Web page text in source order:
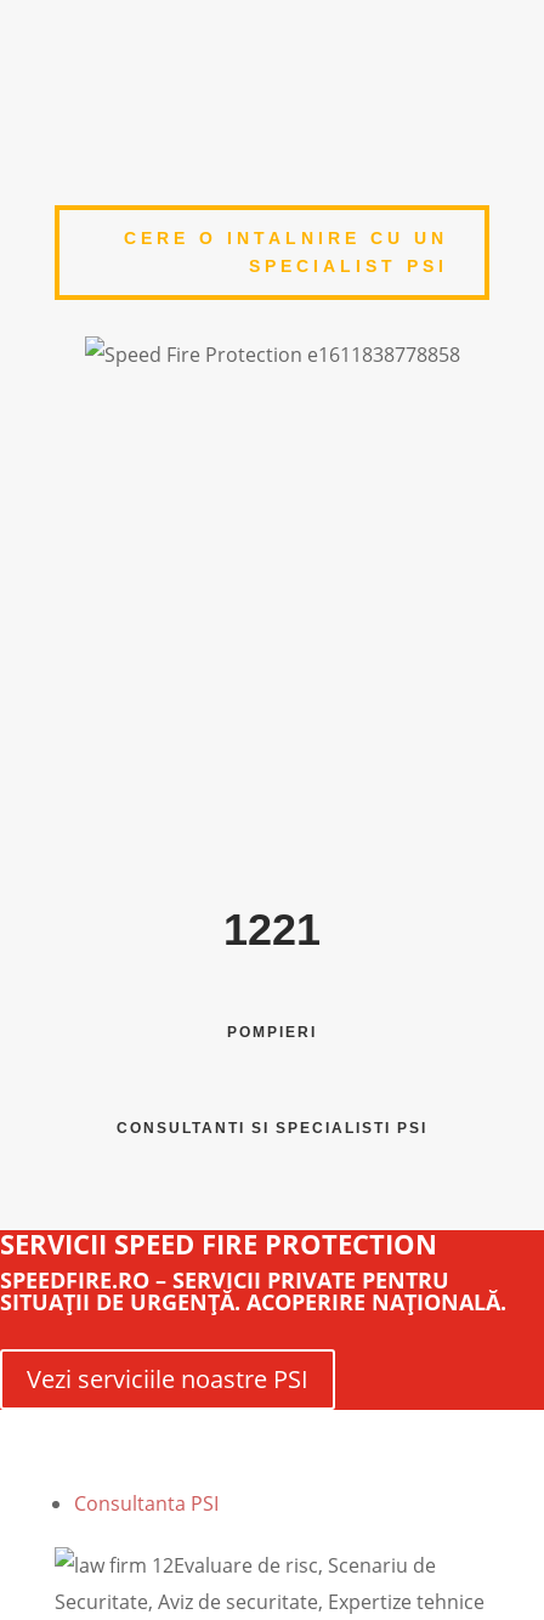
CERE O INTALNIRE CU UN
SPECIALIST PSI
1221
POMPIERI
CONSULTANTI SI SPECIALISTI PSI
SERVICII SPEED FIRE PROTECTION
SPEEDFIRE.RO – SERVICII PRIVATE PENTRU
SITUAŢII DE URGENŢĂ. ACOPERIRE NAŢIONALĂ.
Vezi serviciile noastre PSI
Consultanta PSI
Evaluare de risc, Scenariu de
Securitate, Aviz de securitate, Expertize tehnice